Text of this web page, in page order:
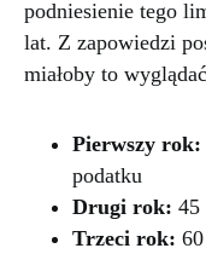
podniesienie tego
lat. Z zapowiedzi
miałoby to
Pierwszy rok:
podatku
Drugi rok: 45
Trzeci rok: